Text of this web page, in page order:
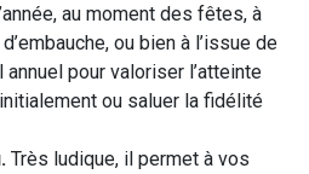
au moment des fêtes, à
ou bien à l’issue de
annuel pour valoriser l’atteinte
ou saluer la fidélité
Très ludique, il permet à vos